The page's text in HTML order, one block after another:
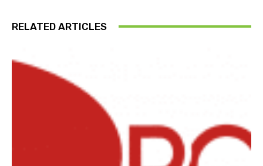
RELATED ARTICLES